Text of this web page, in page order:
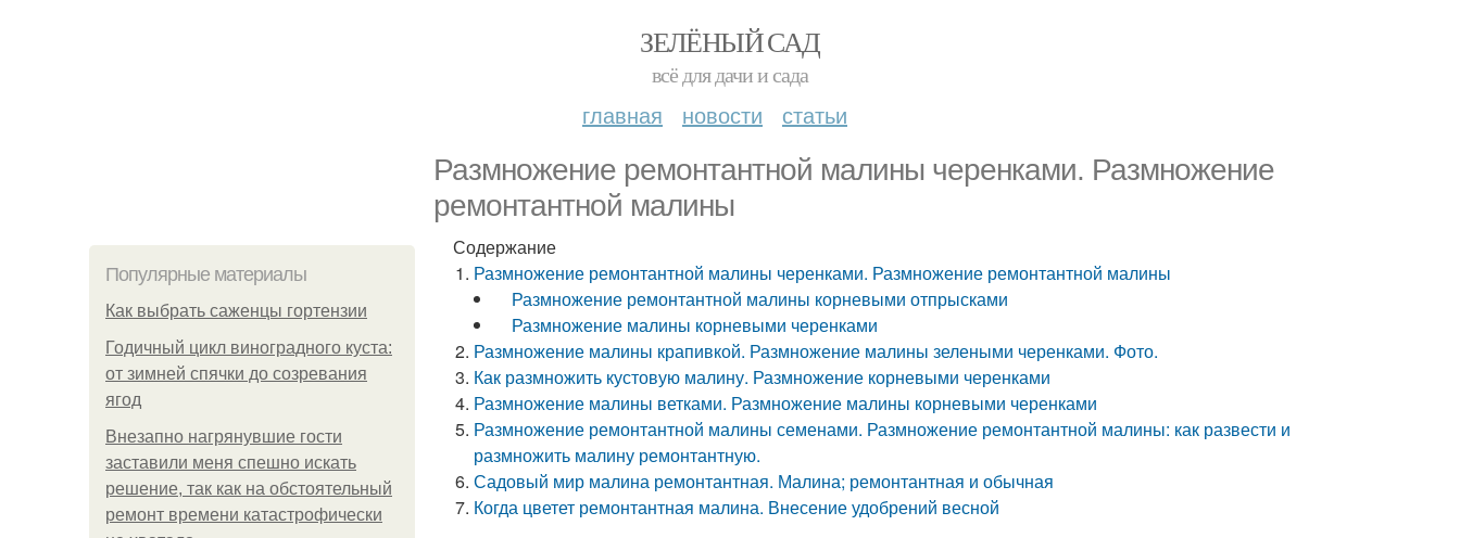
ЗЕЛЁНЫЙ САД
всё для дачи и сада
главная новости статьи
Размножение ремонтантной малины черенками. Размножение
ремонтантной малины
Популярные материалы
Как выбрать саженцы гортензии
Годичный цикл виноградного куста:
от зимней спячки до созревания
ягод
Внезапно нагрянувшие гости
заставили меня спешно искать
решение, так как на обстоятельный
ремонт времени катастрофически
Содержание
Размножение ремонтантной малины черенками. Размножение ремонтантной малины
Размножение ремонтантной малины корневыми отпрысками
Размножение малины корневыми черенками
Размножение малины крапивкой. Размножение малины зелеными черенками. Фото.
Как размножить кустовую малину. Размножение корневыми черенками
Размножение малины ветками. Размножение малины корневыми черенками
Размножение ремонтантной малины семенами. Размножение ремонтантной малины: как развести и
размножить малину ремонтантную.
Садовый мир малина ремонтантная. Малина; ремонтантная и обычная
Когда цветет ремонтантная малина. Внесение удобрений весной